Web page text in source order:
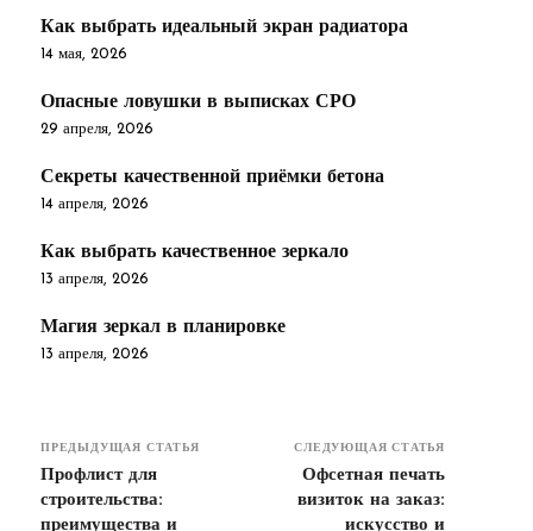
Как выбрать идеальный экран радиатора
14 мая, 2026
Опасные ловушки в выписках СРО
29 апреля, 2026
Секреты качественной приёмки бетона
14 апреля, 2026
Как выбрать качественное зеркало
13 апреля, 2026
Магия зеркал в планировке
13 апреля, 2026
ПРЕДЫДУЩАЯ СТАТЬЯ
Профлист для
строительства:
преимущества и
СЛЕДУЮЩАЯ СТАТЬЯ
Офсетная печать
визиток на заказ:
искусство и